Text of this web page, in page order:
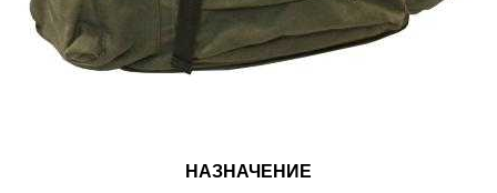
НАЗНАЧЕНИЕ